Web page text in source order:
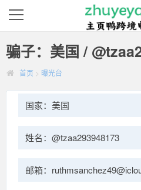
骗子：美国 /
首页 > 曝光台
国家：美国
姓名：@tzaa293948173
邮箱：